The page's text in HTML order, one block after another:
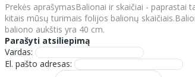
Prekės aprašymasBalionai ir skaičiai -
kitais mūsų turimais folijos balionų
baliono aukštis yra 40 cm.
Parašyti atsiliepimą
Vardas:
El. pašto adresas: